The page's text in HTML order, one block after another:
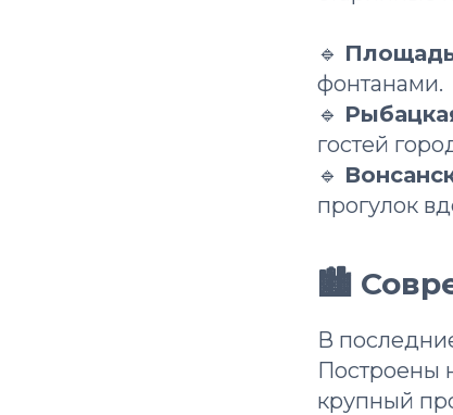
🔹
фонтанами.
🔹
гостей
🔹
прогулок
🏙
В
Построены
крупный